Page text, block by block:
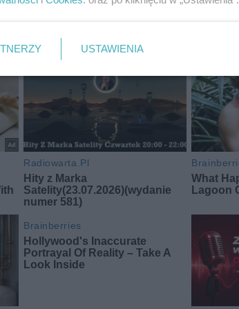
USTAWIENIA